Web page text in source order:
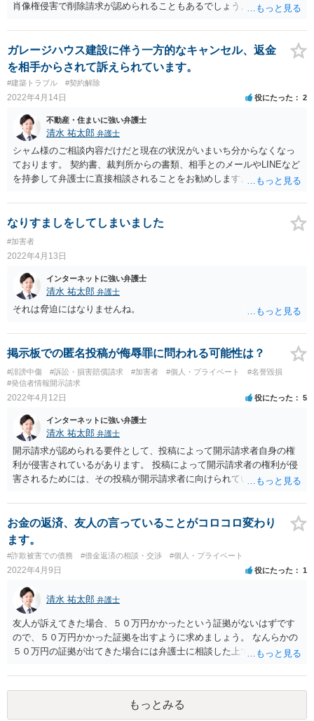
肖像権侵害で削除請求が認められることもあるでしょう。 また、LINE
れることはあり得ます。 メンズエステの場合、警察などに弱いところ
があります。警察に相談することは一つの手です。 また、弁護士から
の警告に応じることもあります。 メンズエステ業界に精通した弁護士
に相談されるといいでしょう、
ガレージハウス建設に伴う一方的なキャンセル、返金
を相手からされて訴えられています。
#建築トラブル #契約解除
2022年4月14日 役にたった 2
不動産・住まいに強い弁護士
清水 祐太郎 弁護士
シャム様のご相談内容だけだと現在の状況がいまいち分からなくなっ
ております。 契約書、裁判所からの書類、相手とのメールやLINEなど
を持参して弁護士に直接相談されることをお勧めします。 ちなみに、
とになりそうですので、全額を支払う必要はなさそうです。ただし、
資料を基にしないと判断は難しいので、正確性はないものと思ってく
なりすましをしてしまいました
#加害者
2022年4月13日
インターネットに強い弁護士
清水 祐太郎 弁護士
それは脅迫にはなりませんね。
掲示板での匿名投稿が侮辱罪に問われる可能性は？
#誹謗中傷 #訴訟・損害賠償請求 #加害者 #個人・プライベート
#名誉毀損
#発信者情報開示請求
2022年4月12日 役にたった 5
インターネットに強い弁護士
清水 祐太郎 弁護士
開示請求が認められる要件として、投稿によって開示請求者自身の権
利が侵害されているがあります。 投稿によって開示請求者の権利が侵
害されるためには、その投稿が開示請求者に向けられている必要があ
とはいえず、Aさんの権利を侵害されたことにはなりません。 ただ
し、そのスレッドの状況如何によっては、客観的に見てAさんに向けら
れていると判断される可能性がないとはいえません。最終的な判断は
裁判所が行いますが、弁護士でもある程度判断はできますので、ご不
安でしたら具体的な資料をもとに弁護士にご相談ください。 また、感
想をいっているだけに過ぎないと思っていても、客観的に見てAさんの
権利を侵害していると判断される場合があります。 以上のような意味
で、主観的な判断と客観的な判断にズレが生じれば、責任追及をされ
る可能性があります。 ただし、基本的にはズレが生じることは多くな
く、稀といってもいいでしょう。 このような現状ですので、もしおか
しいと感じる開示請求を受けたときは、弁護士に具体的な対応を相談
し、開示に同意しない理由の作成や減額の交渉などの対応を決定した
方がいいでしょう。
お金の返済、友人の言っていることがコロコロ変わり
ます。
#詐欺被害での債務 #借金返済の相談・交渉 #個人・プライベート
2022年4月9日 役にたった 1
清水 祐太郎 弁護士
友人が訴えてきた場合、５０万円かかったという証拠がないはずです
ので、５０万円かかった証拠を出すように求めましょう。 なんらかの
５０万円の証拠が出てきた場合には弁護士に相談した上で対応を検討
もっとみる